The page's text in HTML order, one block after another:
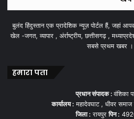
बुलंद हिंदुस्तान एक प्रादेशिक न्यूज़ पोर्टल हैं, जहां
खेल -जगत, व्यापार , अंर्राष्ट्रीय, छत्तीसगढ़ ,
सबसे प्रथम खबर ।
हमारा पता
प्रधान संपादक :वंशिका
कार्यालय : महादेवघाट , धीवर समाज
जिला : रायपुरपिन :